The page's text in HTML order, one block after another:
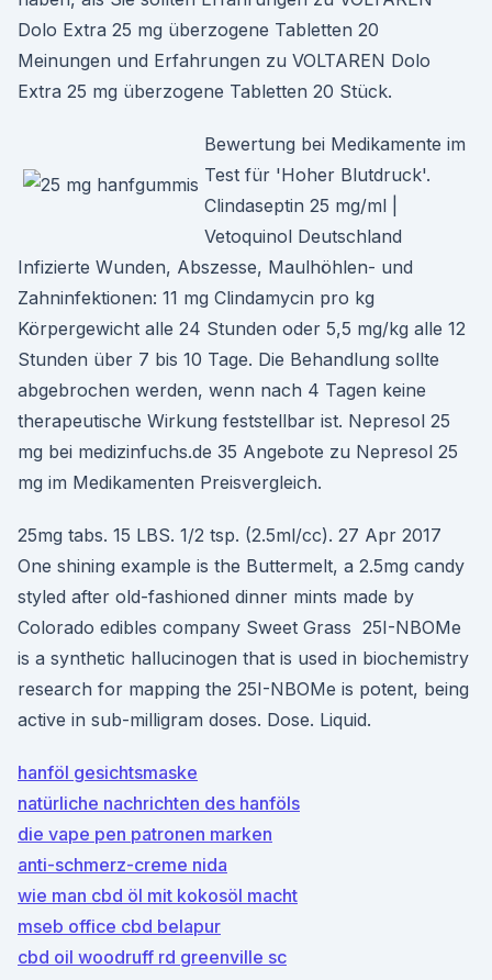
Dolo Extra 25 mg überzogene Tabletten 20
Meinungen und Erfahrungen zu VOLTAREN Dolo
Extra 25 mg überzogene Tabletten 20 Stück.
Bewertung bei Medikamente im
Test für 'Hoher Blutdruck'.
Clindaseptin 25 mg/ml |
Vetoquinol Deutschland
Infizierte Wunden, Abszesse, Maulhöhlen- und
Zahninfektionen: 11 mg Clindamycin pro kg
Körpergewicht alle 24 Stunden oder 5,5 mg/kg alle 12
Stunden über 7 bis 10 Tage. Die Behandlung sollte
abgebrochen werden, wenn nach 4 Tagen keine
therapeutische Wirkung feststellbar ist. Nepresol 25
mg bei medizinfuchs.de 35 Angebote zu Nepresol 25
mg im Medikamenten Preisvergleich.
25mg tabs. 15 LBS. 1/2 tsp. (2.5ml/cc). 27 Apr 2017
One shining example is the Buttermelt, a 2.5mg candy
styled after old-fashioned dinner mints made by
Colorado edibles company Sweet Grass 25I-NBOMe
is a synthetic hallucinogen that is used in biochemistry
research for mapping the 25I-NBOMe is potent, being
active in sub-milligram doses. Dose. Liquid.
hanföl gesichtsmaske
natürliche nachrichten des hanföls
die vape pen patronen marken
anti-schmerz-creme nida
wie man cbd öl mit kokosöl macht
mseb office cbd belapur
cbd oil woodruff rd greenville sc